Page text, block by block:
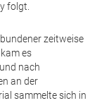
folgt.
zeitweise
es
nach
an der
sammelte sich in